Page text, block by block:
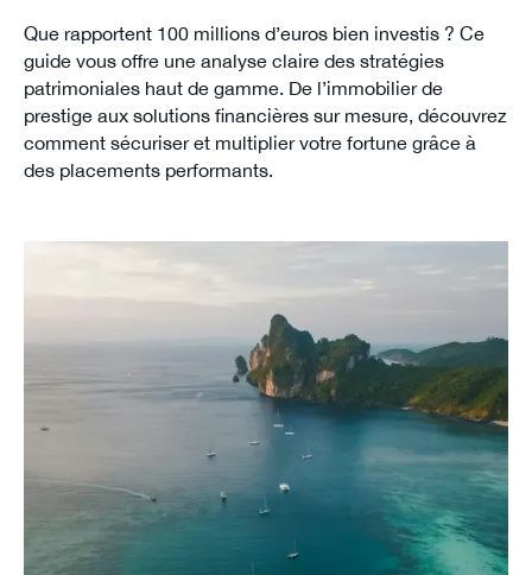
Que rapportent 100 millions d’euros bien investis ? Ce
guide vous offre une analyse claire des stratégies
patrimoniales haut de gamme. De l’immobilier de
prestige aux solutions financières sur mesure, découvrez
comment sécuriser et multiplier votre fortune grâce à
des placements performants.